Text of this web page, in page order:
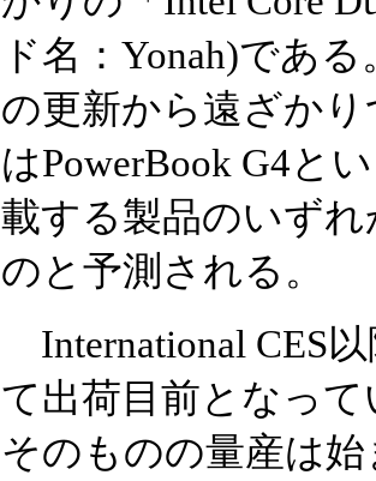
ド名：Yonah)であ
の更新から遠ざか
はPowerBook G4と
載する製品のいず
のと予測される。
International CES
て出荷目前となっ
そのものの量産は